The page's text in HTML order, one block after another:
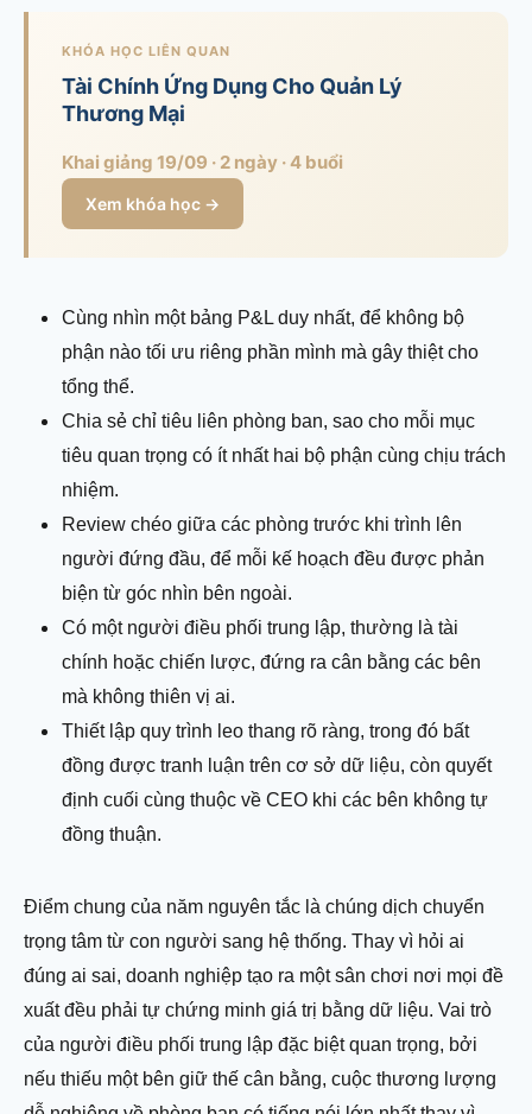
KHÓA HỌC LIÊN QUAN
Tài Chính Ứng Dụng Cho Quản Lý
Thương Mại
Khai giảng 19/09 · 2 ngày · 4 buổi
Xem khóa học →
Cùng nhìn một bảng P&L duy nhất, để không bộ
phận nào tối ưu riêng phần mình mà gây thiệt cho
tổng thể.
Chia sẻ chỉ tiêu liên phòng ban, sao cho mỗi mục
tiêu quan trọng có ít nhất hai bộ phận cùng chịu trách
nhiệm.
Review chéo giữa các phòng trước khi trình lên
người đứng đầu, để mỗi kế hoạch đều được phản
biện từ góc nhìn bên ngoài.
Có một người điều phối trung lập, thường là tài
chính hoặc chiến lược, đứng ra cân bằng các bên
mà không thiên vị ai.
Thiết lập quy trình leo thang rõ ràng, trong đó bất
đồng được tranh luận trên cơ sở dữ liệu, còn quyết
định cuối cùng thuộc về CEO khi các bên không tự
đồng thuận.
Điểm chung của năm nguyên tắc là chúng dịch chuyển
trọng tâm từ con người sang hệ thống. Thay vì hỏi ai
đúng ai sai, doanh nghiệp tạo ra một sân chơi nơi mọi đề
xuất đều phải tự chứng minh giá trị bằng dữ liệu. Vai trò
của người điều phối trung lập đặc biệt quan trọng, bởi
nếu thiếu một bên giữ thế cân bằng, cuộc thương lượng